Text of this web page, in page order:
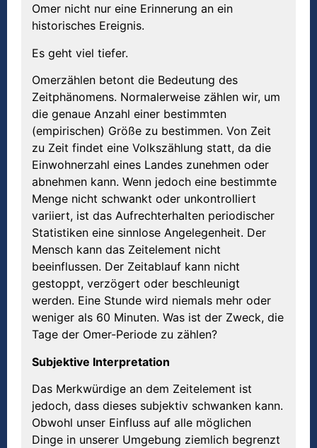
Omer nicht nur eine Erinnerung an ein
historisches Ereignis.
Es geht viel tiefer.
Omerzählen betont die Bedeutung des
Zeitphänomens. Normalerweise zählen wir, um
die genaue Anzahl einer bestimmten
(empirischen) Größe zu bestimmen. Von Zeit
zu Zeit findet eine Volkszählung statt, da die
Einwohnerzahl eines Landes zunehmen oder
abnehmen kann. Wenn jedoch eine bestimmte
Menge nicht schwankt oder unkontrolliert
variiert, ist das Aufrechterhalten periodischer
Statistiken eine sinnlose Angelegenheit. Der
Mensch kann das Zeitelement nicht
beeinflussen. Der Zeitablauf kann nicht
gestoppt, verzögert oder beschleunigt
werden. Eine Stunde wird niemals mehr oder
weniger als 60 Minuten. Was ist der Zweck, die
Tage der Omer-Periode zu zählen?
Subjektive Interpretation
Das Merkwürdige an dem Zeitelement ist
jedoch, dass dieses subjektiv schwanken kann.
Obwohl unser Einfluss auf alle möglichen
Dinge in unserer Umgebung ziemlich begrenzt